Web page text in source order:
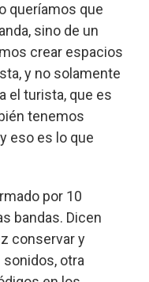
queríamos que
sino de un
crear espacios
y no solamente
el turista, que es
tenemos
eso es lo que
por 10
bandas. Dicen
conservar y
otra